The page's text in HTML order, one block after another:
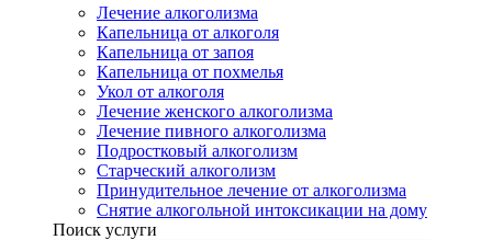
Лечение алкоголизма
Капельница от алкоголя
Капельница от запоя
Капельница от похмелья
Укол от алкоголя
Лечение женского алкоголизма
Лечение пивного алкоголизма
Подростковый алкоголизм
Старческий алкоголизм
Принудительное лечение от алкоголизма
Снятие алкогольной интоксикации на дому
Поиск услуги